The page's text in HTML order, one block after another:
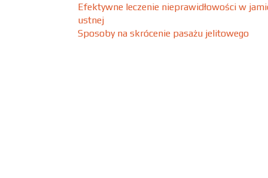
Efektywne leczenie nieprawidłowości w
ustnej
Sposoby na skrócenie pasażu jelitowego